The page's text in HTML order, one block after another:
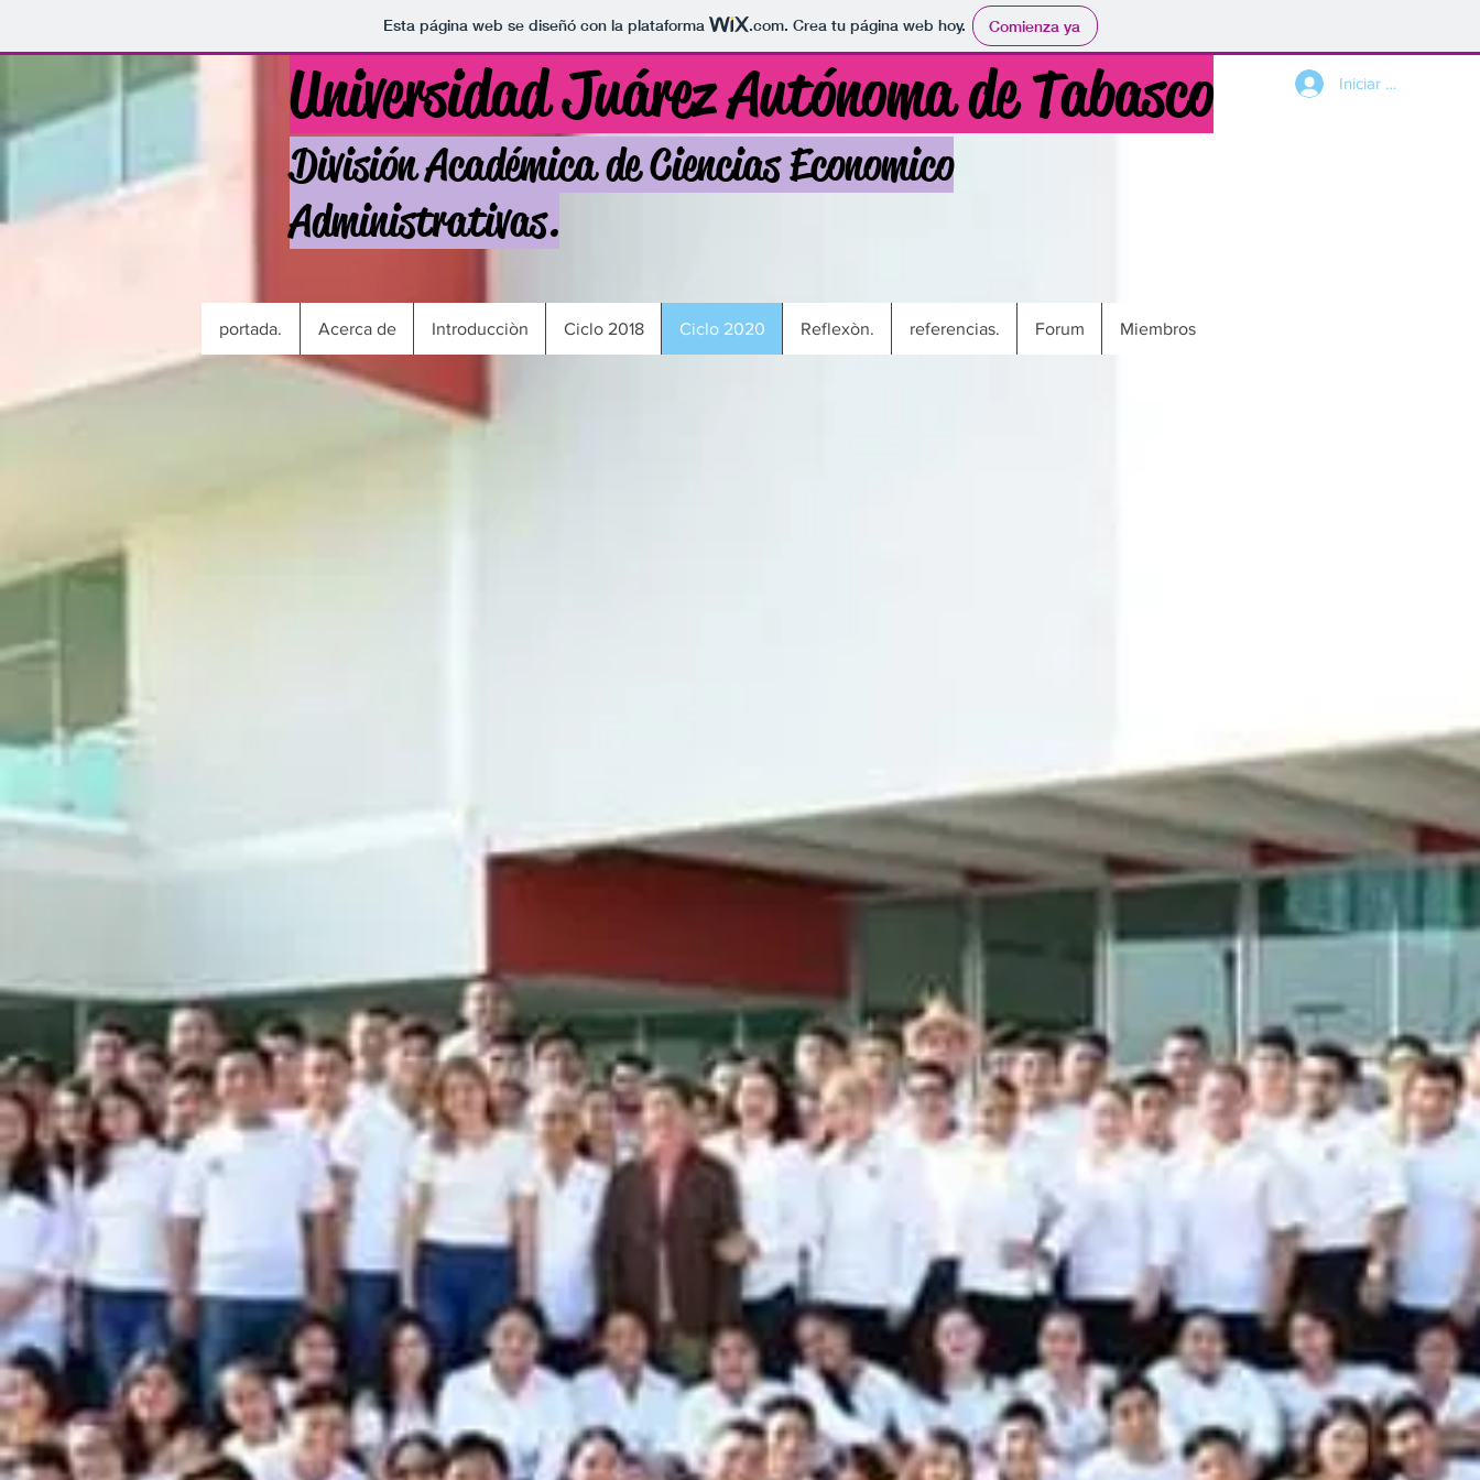
Esta página web se diseñó con la plataforma .com. Crea tu página web hoy. Comienza ya
Iniciar sesión
Universidad Juárez Autónoma de Tabasco
División Académica de Ciencias Economico
Administrativas.
portada. Acerca de Introducciòn Ciclo 2018 Ciclo 2020 Reflexòn. referencias. Forum Miembros